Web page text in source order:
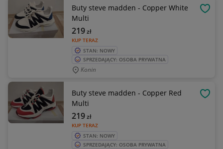
Buty steve madden - Copper White
Multi
KUP TERAZ
219zł
STAN: NOWY
SPRZEDAJĄCY: OSOBA PRYWATNA
Konin
Buty steve madden - Copper Red
Multi
KUP TERAZ
219zł
STAN: NOWY
SPRZEDAJĄCY: OSOBA PRYWATNA